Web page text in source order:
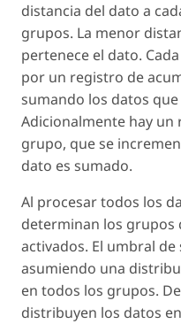
distancia del dato a
grupos. La menor
pertenece el dato.
por un registro de
sumando los datos
Adicionalmente hay
grupo, que se
dato es sumado.
Al procesar todos los
determinan los grupos
activados. El umbral
asumiendo una
en todos los grupos.
distribuyen los datos